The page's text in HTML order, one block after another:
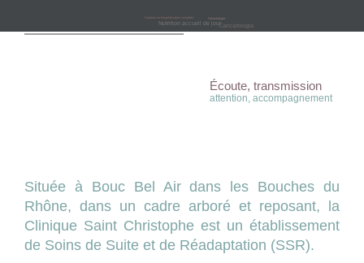
Nutrition accueil de jour
Gérontologie
Cancérologie
Nutrition en hospitalisation complète
Écoute, transmission
attention, accompagnement
Située à Bouc Bel Air dans les Bouches du
Rhône, dans un cadre arboré et reposant, la
Clinique Saint Christophe est un établissement
de Soins de Suite et de Réadaptation (SSR).